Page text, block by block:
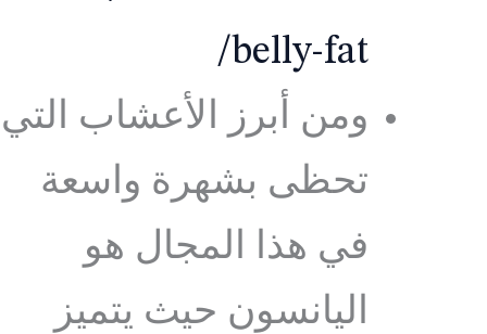
belly-fat/
ومن أبرز الأعشاب التي
تحظى بشهرة واسعة
في هذا المجال هو
اليانسون حيث يتميز